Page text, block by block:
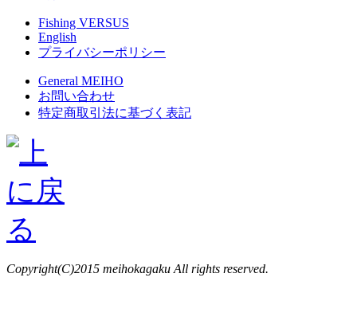
Fishing VERSUS
English
プライバシーポリシー
General MEIHO
お問い合わせ
特定商取引法に基づく表記
Copyright(C)2015 meihokagaku All rights reserved.